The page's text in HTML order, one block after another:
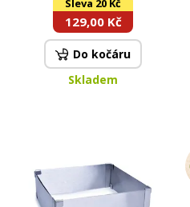
Sleva 20 Kč
129,00 Kč
Do kočáru
Skladem